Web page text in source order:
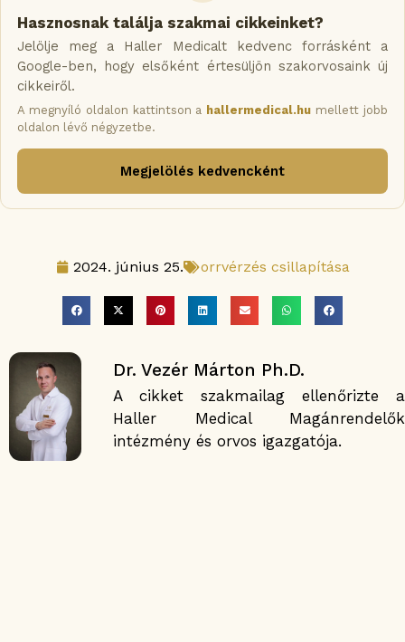
Hasznosnak találja szakmai cikkeinket?
Jelölje meg a Haller Medicalt kedvenc forrásként a
Google-ben, hogy elsőként értesüljön szakorvosaink új
cikkeiről.
A megnyíló oldalon kattintson a hallermedical.hu mellett jobb
oldalon lévő négyzetbe.
Megjelölés kedvencként
2024. június 25. orrvérzés csillapítása
Dr. Vezér Márton Ph.D.
A cikket szakmailag ellenőrizte a
Haller Medical Magánrendelők
intézmény és orvos igazgatója.